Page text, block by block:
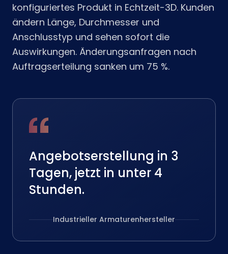
konfiguriertes Produkt in Echtzeit-3D. Kunden
ändern Länge, Durchmesser und
Anschlusstyp und sehen sofort die
Auswirkungen. Änderungsanfragen nach
Auftragserteilung sanken um 75 %.
Angebotserstellung in 3
Tagen, jetzt in unter 4
Stunden.
Industrieller Armaturenhersteller